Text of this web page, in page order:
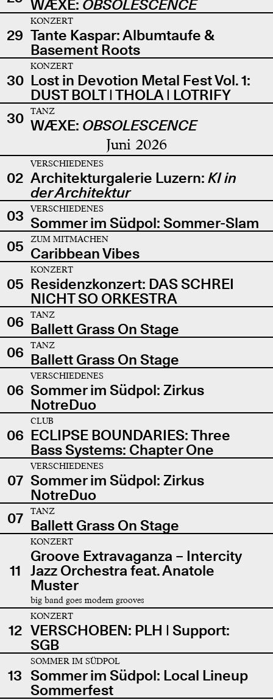
WÆXE: OBSOLESCENCE
29
KONZERT
Tante Kaspar: Albumtaufe &
Basement Roots
30
KONZERT
Lost in Devotion Metal Fest Vol. 1:
DUST BOLT | THOLA | LOTRIFY
30
TANZ
WÆXE: OBSOLESCENCE
Juni 2026
02
VERSCHIEDENES
Architekturgalerie Luzern: KI in
der Architektur
03
VERSCHIEDENES
Sommer im Südpol: Sommer-Slam
05
ZUM MITMACHEN
Caribbean Vibes
05
KONZERT
Residenzkonzert: DAS SCHREI
NICHT SO ORKESTRA
06
TANZ
Ballett Grass On Stage
06
TANZ
Ballett Grass On Stage
06
VERSCHIEDENES
Sommer im Südpol: Zirkus
NotreDuo
06
CLUB
ECLIPSE BOUNDARIES: Three
Bass Systems: Chapter One
07
VERSCHIEDENES
Sommer im Südpol: Zirkus
NotreDuo
07
TANZ
Ballett Grass On Stage
11
KONZERT
Groove Extravaganza – Intercity
Jazz Orchestra feat. Anatole
Muster
big band goes modern grooves
12
KONZERT
VERSCHOBEN: PLH | Support:
SGB
13
SOMMER IM SÜDPOL
Sommer im Südpol: Local Lineup
Sommerfest